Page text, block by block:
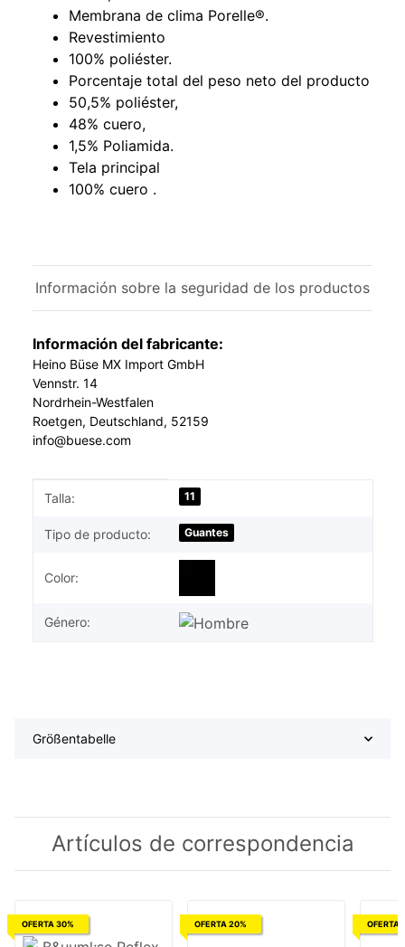
Membrana de clima Porelle®.
Revestimiento
100% poliéster.
Porcentaje total del peso neto del producto
50,5% poliéster,
48% cuero,
1,5% Poliamida.
Tela principal
100% cuero .
Información sobre la seguridad de los productos
Información del fabricante:
Heino Büse MX Import GmbH
Vennstr. 14
Nordrhein-Westfalen
Roetgen, Deutschland, 52159
info@buese.com
#productDetails.itemInformation#
#productDetails.itemValue#
Talla: 11
Tipo de producto: Guantes
Color:
Género:
Größentabelle
Artículos de correspondencia
OFERTA 30% OFERTA 20% OFERTA